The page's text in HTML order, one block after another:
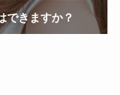
できますか？